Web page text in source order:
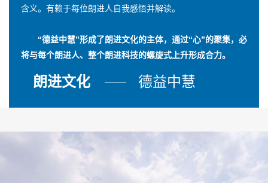
含义。有赖于每位朗进人自我感悟并解读。
“德益中慧”形成了朗进文化的主体，通过“心”的聚集，必
将与每个朗进人、整个朗进科技的螺旋式上升形成合力。
朗进文化 德益中慧